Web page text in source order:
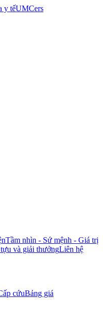
y tếUMCers
Tầm nhìn - Sứ mệnh - Giá trị
và giải thưởngLiên hệ
cứuBảng giá